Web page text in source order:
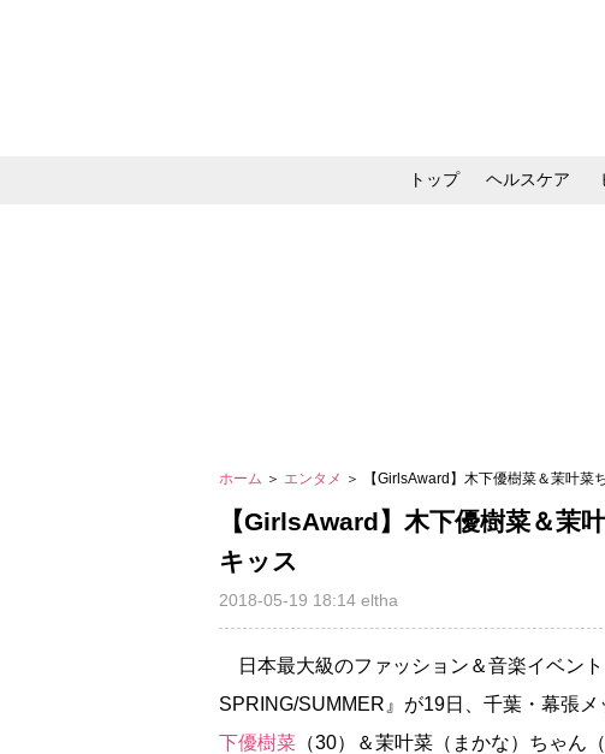
トップ ヘルスケア
ホーム ＞ エンタメ ＞ 【GirlsAward】木下優樹菜＆茉叶菜
【GirlsAward】木下優樹菜＆茉
キッス
2018-05-19 18:14 eltha
日本最大級のファッション＆音楽イベン
SPRING/SUMMER』が19日、千葉・幕張
下優樹菜 （30）＆茉叶菜（まかな）ちゃん